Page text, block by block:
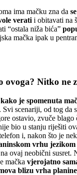
ima mačku zna da
verati i obitavati na
“ostala niža bića”
mačka ipak u
ovoga? Nitko ne
je spomenuta
Svi scenariji, od tog da
ostavio, zvuče
bio u stanju riješiti
i, nakon što je
vrhu jezikom
ovaj neobični susret.
mačka vjerojatno
blizu vrha